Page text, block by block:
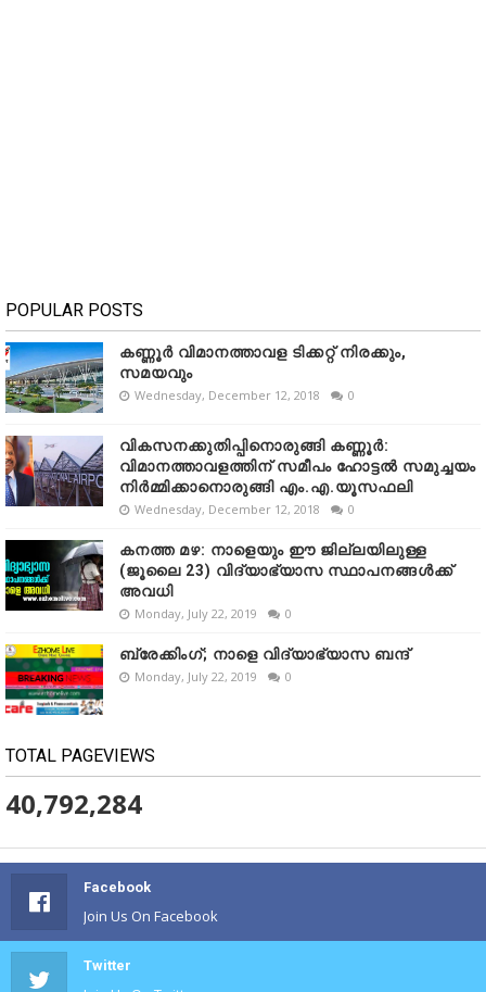
POPULAR POSTS
കണ്ണൂർ വിമാനത്താവള ടിക്കറ്റ് നിരക്കും,
സമയവും
Wednesday, December 12, 2018 0
വികസനക്കുതിപ്പിനൊരുങ്ങി കണ്ണൂർ:
വിമാനത്താവളത്തിന് സമീപം ഹോട്ടൽ സമുച്ചയം
നിർമ്മിക്കാനൊരുങ്ങി എം.എ.യൂസഫലി
Wednesday, December 12, 2018 0
കനത്ത മഴ: നാളെയും ഈ ജില്ലയിലുള്ള
(ജൂലൈ 23) വിദ്യാഭ്യാസ സ്ഥാപനങ്ങൾക്ക്
അവധി
Monday, July 22, 2019 0
ബ്രേക്കിംഗ്; നാളെ വിദ്യാഭ്യാസ ബന്ദ്
Monday, July 22, 2019 0
TOTAL PAGEVIEWS
40,792,284
Facebook
Join Us On Facebook
Twitter